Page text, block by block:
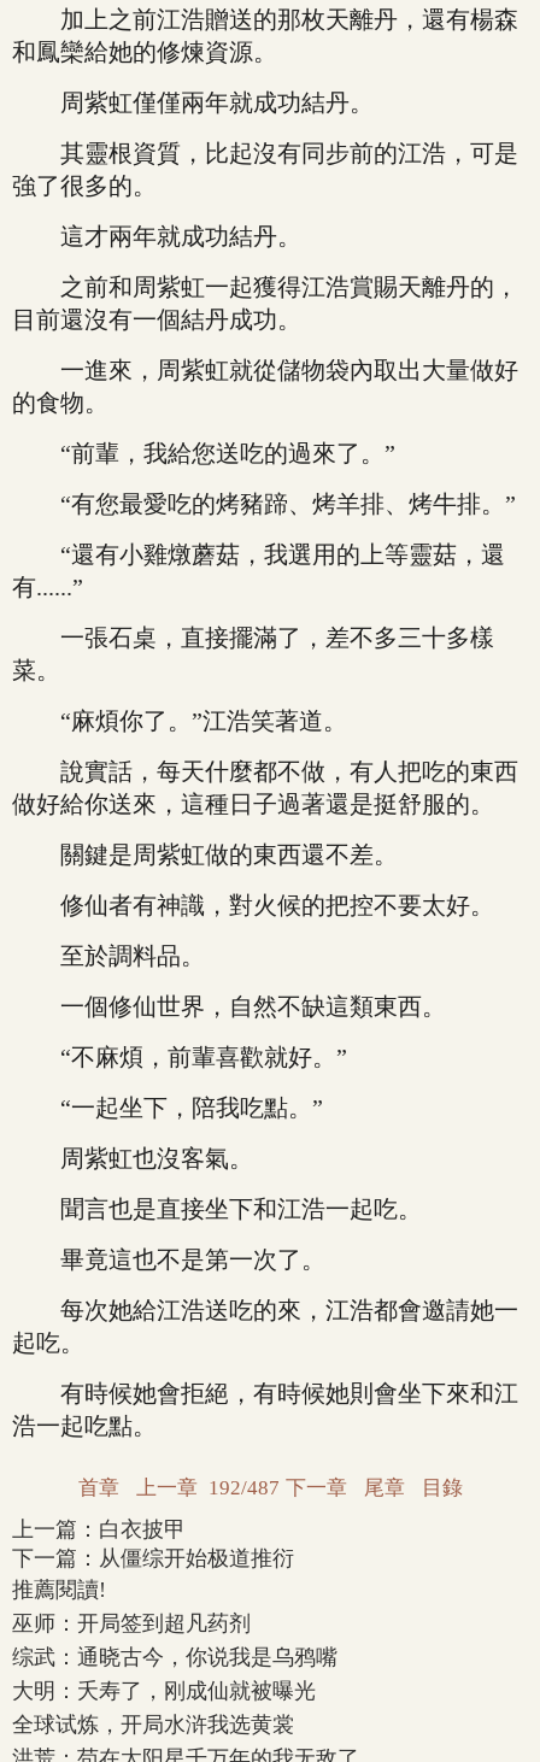
加上之前江浩贈送的那枚天離丹，還有楊森
和鳳欒給她的修煉資源。
周紫虹僅僅兩年就成功結丹。
其靈根資質，比起沒有同步前的江浩，可是
強了很多的。
這才兩年就成功結丹。
之前和周紫虹一起獲得江浩賞賜天離丹的，
目前還沒有一個結丹成功。
一進來，周紫虹就從儲物袋內取出大量做好
的食物。
“前輩，我給您送吃的過來了。”
“有您最愛吃的烤豬蹄、烤羊排、烤牛排。”
“還有小雞燉蘑菇，我選用的上等靈菇，還
有......”
一張石桌，直接擺滿了，差不多三十多樣
菜。
“麻煩你了。”江浩笑著道。
說實話，每天什麼都不做，有人把吃的東西
做好給你送來，這種日子過著還是挺舒服的。
關鍵是周紫虹做的東西還不差。
修仙者有神識，對火候的把控不要太好。
至於調料品。
一個修仙世界，自然不缺這類東西。
“不麻煩，前輩喜歡就好。”
“一起坐下，陪我吃點。”
周紫虹也沒客氣。
聞言也是直接坐下和江浩一起吃。
畢竟這也不是第一次了。
每次她給江浩送吃的來，江浩都會邀請她一
起吃。
有時候她會拒絕，有時候她則會坐下來和江
浩一起吃點。
首章 上一章 192/487 下一章 尾章 目錄
上一篇： 白衣披甲
下一篇： 从僵综开始极道推衍
推薦閱讀!
巫师：开局签到超凡药剂
综武：通晓古今，你说我是乌鸦嘴
大明：夭寿了，刚成仙就被曝光
全球试炼，开局水浒我选黄裳